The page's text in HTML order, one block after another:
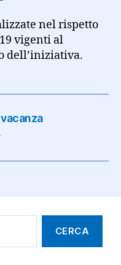
nel rispetto
vigenti al
dell’iniziativa.